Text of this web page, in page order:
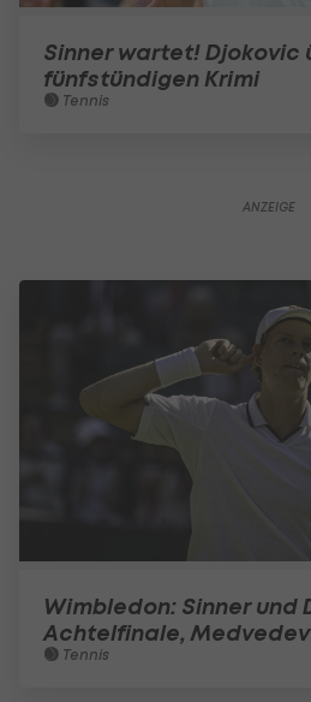
Sinner wartet! Djokovic
fünfstündigen Krimi
Tennis
Wimbledon: Sinner und
Achtelfinale,
Tennis